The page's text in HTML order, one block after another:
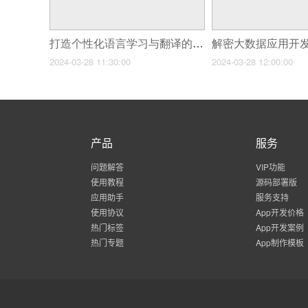
打造个性化语言学习与翻译的小程序应用
2024-03-28 11:30:00 2024-03-28 12:00:00
产品
问题解答
使用教程
应用助手
使用协议
热门标签
热门专题
服务
VIP功能
源码部署版
服务支持
App开发价格
App开发案例
App制作模板